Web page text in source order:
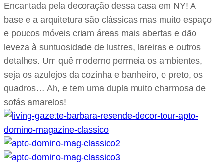
Encantada pela decoração dessa casa em NY! A
base e a arquitetura são clássicas mas muito espaço
e poucos móveis criam áreas mais abertas e dão
leveza à suntuosidade de lustres, lareiras e outros
detalhes. Um quê moderno permeia os ambientes,
seja os azulejos da cozinha e banheiro, o preto, os
quadros… Ah, e tem uma dupla muito charmosa de
sofás amarelos!